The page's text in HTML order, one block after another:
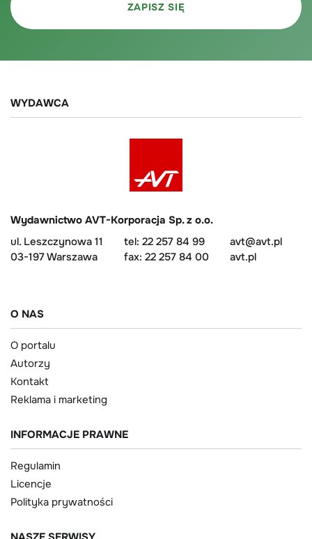
WYDAWCA
Wydawnictwo AVT-Korporacja Sp. z o.o.
ul. Leszczynowa 11
03-197 Warszawa
tel: 22 257 84 99
fax: 22 257 84 00
avt@avt.pl
avt.pl
O NAS
O portalu
Autorzy
Kontakt
Reklama i marketing
INFORMACJE PRAWNE
Regulamin
Licencje
Polityka prywatności